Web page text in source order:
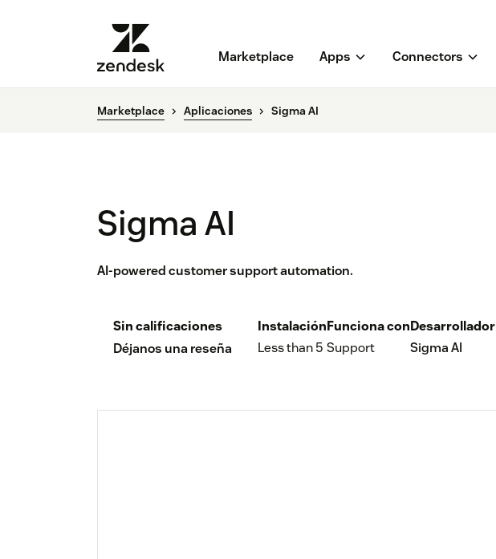
Marketplace Apps Connectors
Marketplace Aplicaciones Sigma AI
Sigma AI
AI-powered customer support automation.
Sin calificaciones
Déjanos una reseña
Instalación
Less than 5
Funciona con
Support
Desarrollador
Sigma AI